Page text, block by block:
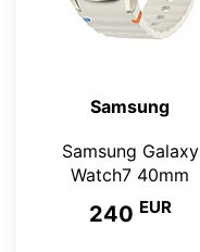
Samsung
Samsung Galaxy
Watch7 40mm
240 EUR